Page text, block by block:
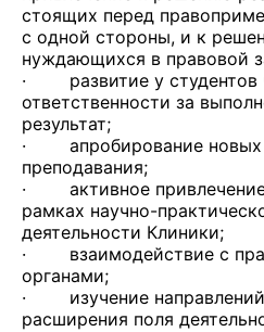
стоящих перед
с одной стороны, и к
нуждающихся в правовой
· развитие у студентов
ответственности за
результат;
· апробирование новых
преподавания;
· активное привлечение
рамках научно-
деятельности Клиники;
· взаимодействие с
органами;
· изучение
расширения поля